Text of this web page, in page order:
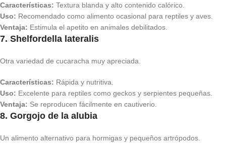
Características: Textura blanda y alto contenido calórico.
Uso: Recomendado como alimento ocasional para reptiles y aves.
Ventaja: Estimula el apetito en animales debilitados.
7. Shelfordella lateralis
Otra variedad de cucaracha muy apreciada.
Características: Rápida y nutritiva.
Uso: Excelente para reptiles como geckos y serpientes pequeñas.
Ventaja: Se reproducen fácilmente en cautiverio.
8. Gorgojo de la alubia
Un alimento alternativo para hormigas y pequeños artrópodos.